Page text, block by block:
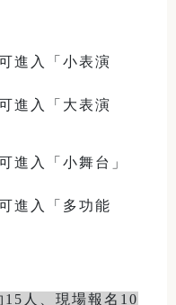
進入「小表演
進入「大表演
進入「小舞台」
進入「多功能
人、現場報名10